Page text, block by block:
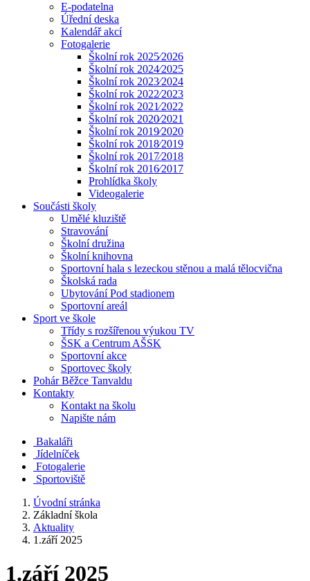
E-podatelna
Úřední deska
Kalendář akcí
Fotogalerie
Školní rok 2025⁄2026
Školní rok 2024⁄2025
Školní rok 2023⁄2024
Školní rok 2022⁄2023
Školní rok 2021⁄2022
Školní rok 2020⁄2021
Školní rok 2019⁄2020
Školní rok 2018⁄2019
Školní rok 2017⁄2018
Školní rok 2016⁄2017
Prohlídka školy
Videogalerie
Součásti školy
Umělé kluziště
Stravování
Školní družina
Školní knihovna
Sportovní hala s lezeckou stěnou a malá tělocvična
Školská rada
Ubytování Pod stadionem
Sportovní areál
Sport ve škole
Třídy s rozšířenou výukou TV
ŠSK a Centrum AŠSK
Sportovní akce
Sportovec školy
Pohár Běžce Tanvaldu
Kontakty
Kontakt na školu
Napište nám
Bakaláři
Jídelníček
Fotogalerie
Sportoviště
Úvodní stránka
Základní škola
Aktuality
1.září 2025
1.září 2025